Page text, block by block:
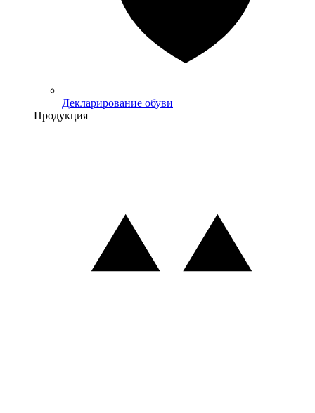
Декларирование обуви
Продукция